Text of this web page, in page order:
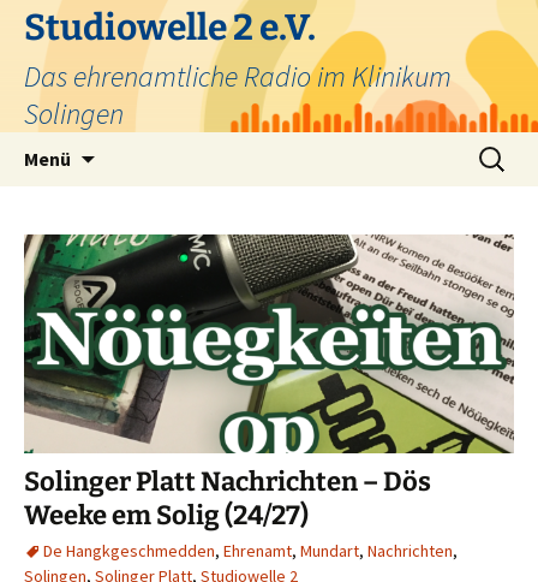
Zum
Inhalt
springen
Studiowelle 2 e.V.
Das ehrenamtliche Radio im Klinikum
Solingen
Menü
Suchen
nach:
Solinger Platt Nachrichten – Dös
Weeke em Solig (24/27)
De Hangkgeschmedden, Ehrenamt, Mundart, Nachrichten,
Solingen, Solinger Platt, Studiowelle 2